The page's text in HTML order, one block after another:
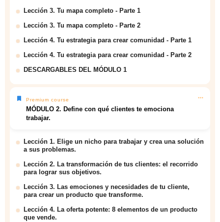
Lección 3. Tu mapa completo - Parte 1
Lección 3. Tu mapa completo - Parte 2
Lección 4. Tu estrategia para crear comunidad - Parte 1
Lección 4. Tu estrategia para crear comunidad - Parte 2
DESCARGABLES DEL MÓDULO 1
Premium course
MÓDULO 2. Define con qué clientes te emociona
trabajar.
Lección 1. Elige un nicho para trabajar y crea una solución
a sus problemas.
Lección 2. La transformación de tus clientes: el recorrido
para lograr sus objetivos.
Lección 3. Las emociones y necesidades de tu cliente,
para crear un producto que transforme.
Lección 4. La oferta potente: 8 elementos de un producto
que vende.